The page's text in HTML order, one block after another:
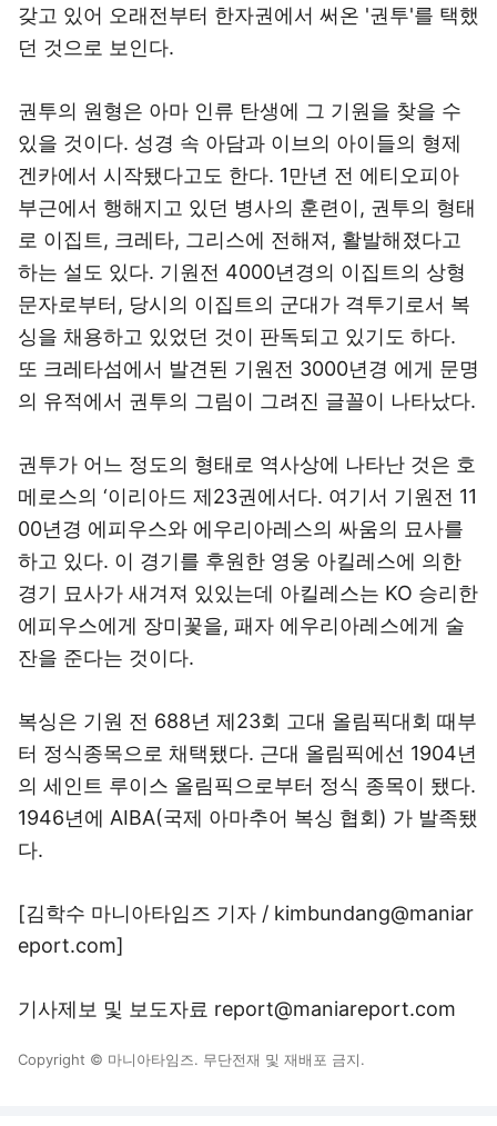
갖고 있어 오래전부터 한자권에서 써온 '권투'를 택했
던 것으로 보인다.
권투의 원형은 아마 인류 탄생에 그 기원을 찾을 수
있을 것이다. 성경 속 아담과 이브의 아이들의 형제
겐카에서 시작됐다고도 한다. 1만년 전 에티오피아
부근에서 행해지고 있던 병사의 훈련이, 권투의 형태
로 이집트, 크레타, 그리스에 전해져, 활발해졌다고
하는 설도 있다. 기원전 4000년경의 이집트의 상형
문자로부터, 당시의 이집트의 군대가 격투기로서 복
싱을 채용하고 있었던 것이 판독되고 있기도 하다.
또 크레타섬에서 발견된 기원전 3000년경 에게 문명
의 유적에서 권투의 그림이 그려진 글꼴이 나타났다.
권투가 어느 정도의 형태로 역사상에 나타난 것은 호
메로스의 ‘이리아드 제23권에서다. 여기서 기원전 11
00년경 에피우스와 에우리아레스의 싸움의 묘사를
하고 있다. 이 경기를 후원한 영웅 아킬레스에 의한
경기 묘사가 새겨져 있있는데 아킬레스는 KO 승리한
에피우스에게 장미꽃을, 패자 에우리아레스에게 술
잔을 준다는 것이다.
복싱은 기원 전 688년 제23회 고대 올림픽대회 때부
터 정식종목으로 채택됐다. 근대 올림픽에선 1904년
의 세인트 루이스 올림픽으로부터 정식 종목이 됐다.
1946년에 AIBA(국제 아마추어 복싱 협회) 가 발족됐
다.
[김학수 마니아타임즈 기자 / kimbundang@maniar
eport.com]
기사제보 및 보도자료 report@maniareport.com
Copyright © 마니아타임즈. 무단전재 및 재배포 금지.